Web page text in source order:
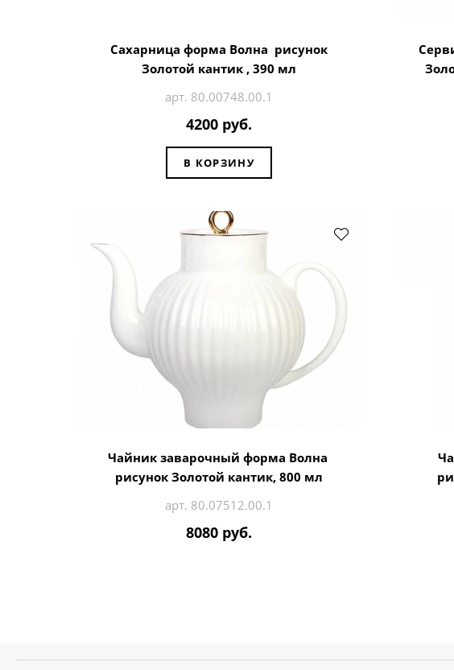
Сахарница форма Волна рисунок
Золотой кантик , 390 мл
арт. 80.00748.00.1
4200 руб.
В КОРЗИНУ
Чайник заварочный форма Волна
рисунок Золотой кантик, 800 мл
арт. 80.07512.00.1
8080 руб.